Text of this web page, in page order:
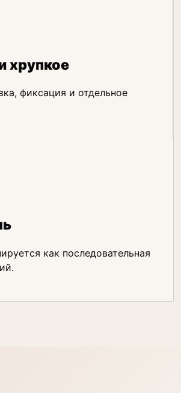
хрупкое
фиксация и отдельное
как последовательная